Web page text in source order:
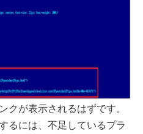
が表示されるはずです。
るには、不足しているプラ